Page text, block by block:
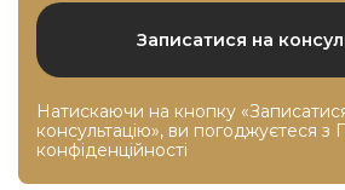
Натискаючи на кнопку
консультацію», ви погоджуєтеся з
конфіденційності